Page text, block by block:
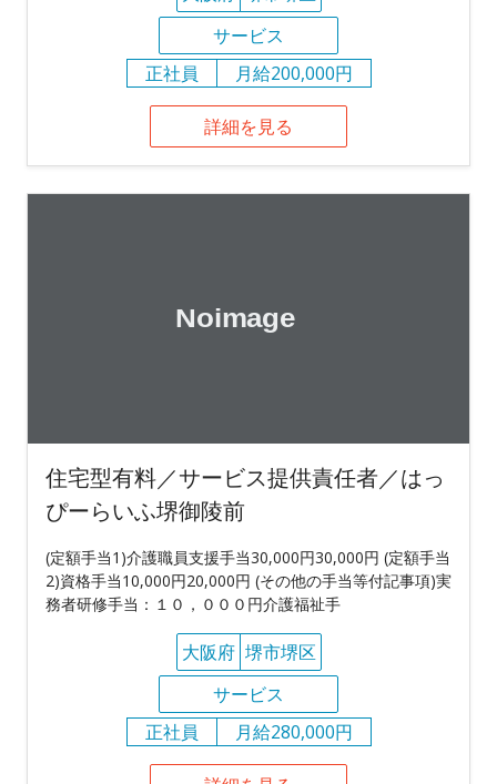
サービス
正社員
月給200,000円
詳細を見る
住宅型有料／サービス提供責任者／はっ
ぴーらいふ堺御陵前
(定額手当1)介護職員支援手当30,000円30,000円 (定額手当
2)資格手当10,000円20,000円 (その他の手当等付記事項)実
務者研修手当：１０，０００円介護福祉手
大阪府 堺市堺区
サービス
正社員
月給280,000円